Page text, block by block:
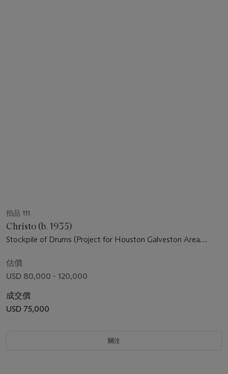
拍品 111
Christo (b. 1935)
Stockpile of Drums (Project for Houston Galveston Area
估價
USD 80,000 - 120,000
成交價
USD 75,000
關注